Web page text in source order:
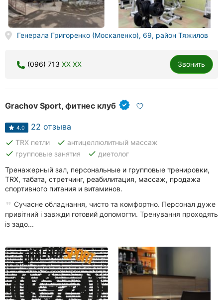
Генерала Григоренко (Москаленко), 69, район Тяжилов
(096) 713 XX XX Звонить
Grachov Sport, фитнес клуб
4.0 22 отзыва
done TRX петли done антицеллюлитный массаж
done групповые занятия done диетолог
Тренажерный зал, персональные и групповые тренировки,
TRX, табата, стретчинг, реабилитация, массаж, продажа
спортивного питания и витаминов.
Сучасне обладнання, чисто та комфортно. Персонал дуже
привітний і завжди готовий допомогти. Тренування проходять
із задо...